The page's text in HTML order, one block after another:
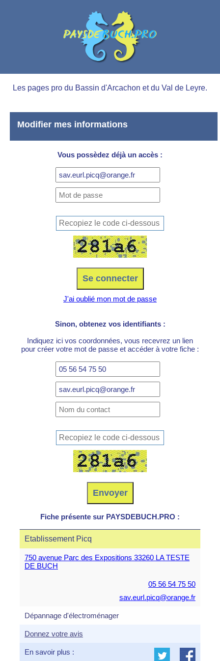
Les pages pro du Bassin d'Arcachon et du Val de Leyre.
Modifier mes informations
Vous possèdez déjà un accès :
J'ai oublié mon mot de passe
Sinon, obtenez vos identifiants :
Indiquez ici vos coordonnées, vous recevrez un lien
pour créer votre mot de passe et accéder à votre fiche :
Fiche présente sur PAYSDEBUCH.PRO :
Etablissement Picq
750 avenue Parc des Expositions 33260 LA TESTE
DE BUCH
05 56 54 75 50
sav.eurl.picq@orange.fr
Dépannage d'électroménager
Donnez votre avis
En savoir plus :